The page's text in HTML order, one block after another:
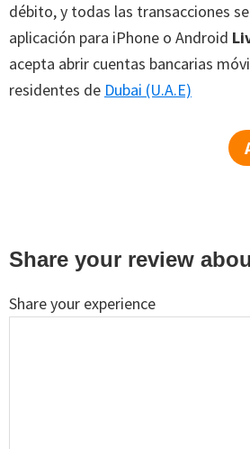
débito, y todas las transacciones
aplicación para iPhone o Android
acepta abrir cuentas bancarias
residentes de Dubai (U.A.E)
Reader
Share your review
Share your experience